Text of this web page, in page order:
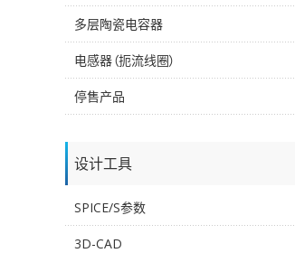
多层陶瓷电容器
电感器（扼流线圈）
停售产品
设计工具
SPICE/S参数
3D-CAD